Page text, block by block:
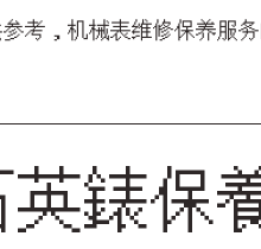
考，机械表维修保养服
英錶保